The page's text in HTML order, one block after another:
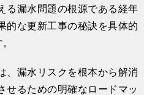
る漏水問題の根源である経年
的な更新工事の秘訣を具体的
、漏水リスクを根本から解消
せるための明確なロードマッ